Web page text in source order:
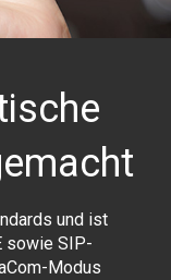
und ist
sowie SIP-
Modus